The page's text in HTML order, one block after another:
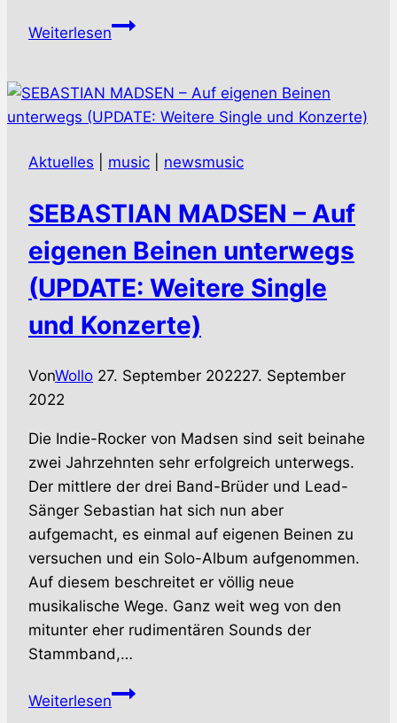
WeiterlesenFURY
SLAUGHTERHOUSE
–
Hoffnung
den
nächsten
Konzertsommer
Aktuelles music newsmusic
SEBASTIAN MADSEN – Auf
eigenen Beinen unterwegs
(UPDATE: Weitere Single
und Konzerte)
VonWollo 27. September 202227. September
2022
Die Indie-Rocker von Madsen sind seit beinahe
zwei Jahrzehnten sehr erfolgreich unterwegs.
Der mittlere der drei Band-Brüder und Lead-
Sänger Sebastian hat sich nun aber
aufgemacht, es einmal auf eigenen Beinen zu
versuchen und ein Solo-Album aufgenommen.
Auf diesem beschreitet er völlig neue
musikalische Wege. Ganz weit weg von den
mitunter eher rudimentären Sounds der
Stammband,…
WeiterlesenSEBASTIAN